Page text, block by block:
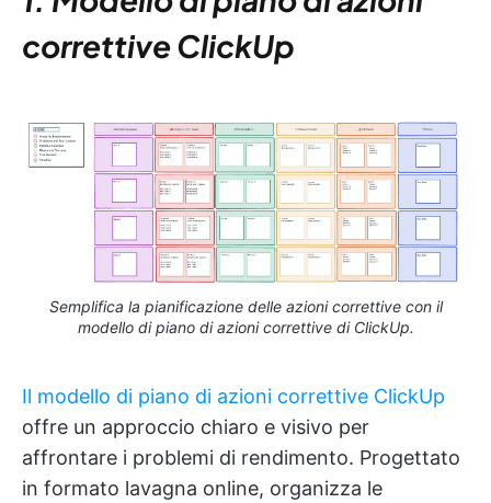
correttive ClickUp
Semplifica la pianificazione delle azioni correttive con il
modello di piano di azioni correttive di ClickUp.
Il modello di piano di azioni correttive ClickUp
offre un approccio chiaro e visivo per
affrontare i problemi di rendimento. Progettato
in formato lavagna online, organizza le